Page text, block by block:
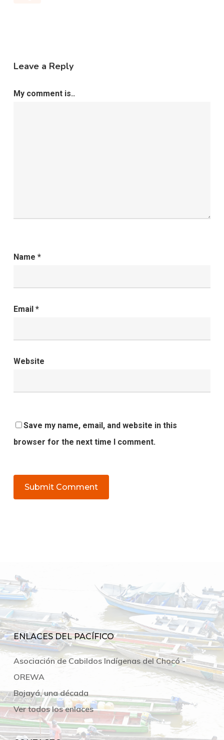
Leave a Reply
My comment is..
Name *
Email *
Website
Save my name, email, and website in this
browser for the next time I comment.
ENLACES DEL PACÍFICO
Asociación de Cabildos Indígenas del Chocó -
OREWA
Bojayá, una década
Ver todos los enlaces